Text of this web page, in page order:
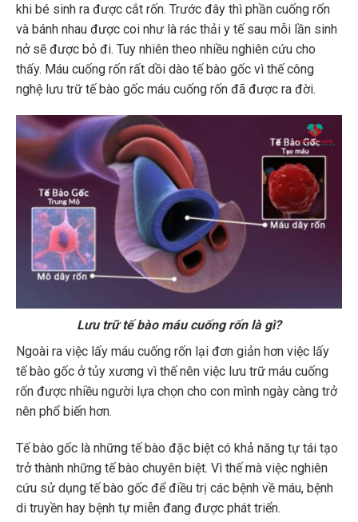
khi bé sinh ra được cắt rốn. Trước đây thì phần cuống rốn
và bánh nhau được coi như là rác thải y tế sau mỗi lần sinh
nở sẽ được bỏ đi. Tuy nhiên theo nhiều nghiên cứu cho
thấy. Máu cuống rốn rất dồi dào tế bào gốc vì thế công
nghệ lưu trữ tế bào gốc máu cuống rốn đã được ra đời.
Lưu trữ tế bào máu cuống rốn là gì?
Ngoài ra việc lấy máu cuống rốn lại đơn giản hơn việc lấy
tế bào gốc ở tủy xương vì thế nên việc lưu trữ máu cuống
rốn được nhiều người lựa chọn cho con mình ngày càng trở
nên phổ biến hơn.
Tế bào gốc là những tế bào đặc biệt có khả năng tự tái tạo
trở thành những tế bào chuyên biệt. Vì thế mà việc nghiên
cứu sử dụng tế bào gốc để điều trị các bệnh về máu, bệnh
di truyền hay bệnh tự miễn đang được phát triển.